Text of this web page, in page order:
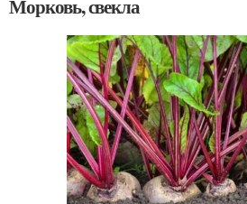
Морковь, свекла